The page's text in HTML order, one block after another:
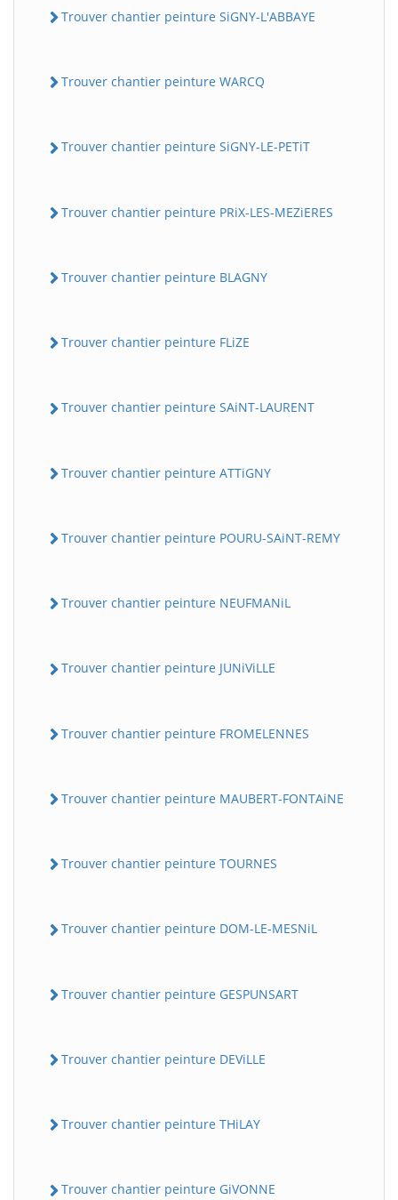
Trouver chantier peinture SiGNY-L'ABBAYE
Trouver chantier peinture WARCQ
Trouver chantier peinture SiGNY-LE-PETiT
Trouver chantier peinture PRiX-LES-MEZiERES
Trouver chantier peinture BLAGNY
Trouver chantier peinture FLiZE
Trouver chantier peinture SAiNT-LAURENT
Trouver chantier peinture ATTiGNY
Trouver chantier peinture POURU-SAiNT-REMY
Trouver chantier peinture NEUFMANiL
Trouver chantier peinture JUNiViLLE
Trouver chantier peinture FROMELENNES
Trouver chantier peinture MAUBERT-FONTAiNE
Trouver chantier peinture TOURNES
Trouver chantier peinture DOM-LE-MESNiL
Trouver chantier peinture GESPUNSART
Trouver chantier peinture DEViLLE
Trouver chantier peinture THiLAY
Trouver chantier peinture GiVONNE